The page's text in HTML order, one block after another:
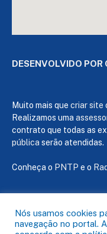
DESENVOLVIDO POR
Muito mais que criar site
Realizamos uma
contrato que todas as
pública serão atendidas.
Conheça o PNTP e o
Todos os direitos
Nós usamos cookies
navegação no portal.